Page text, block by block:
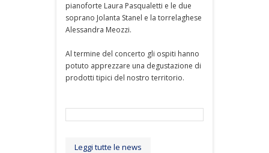
pianoforte Laura Pasqualetti e le due
soprano Jolanta Stanel e la torrelaghese
Alessandra Meozzi.
Al termine del concerto gli ospiti hanno
potuto apprezzare una degustazione di
prodotti tipici del nostro territorio.
Leggi tutte le news